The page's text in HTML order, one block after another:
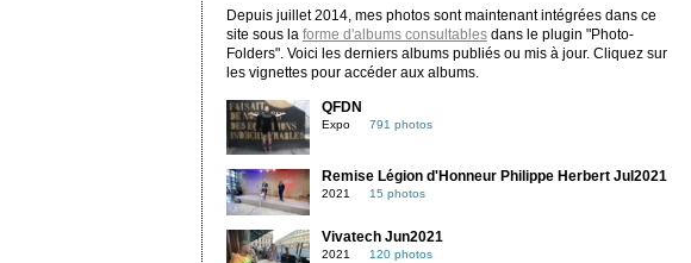
Depuis juillet 2014, mes photos sont maintenant intégrées dans ce
site sous la forme d'albums consultablesdans le plugin "Photo-
Folders". Voici les derniers albums publiés ou mis à jour. Cliquez sur
les vignettes pour accéder aux albums.
QFDN
Expo 791 photos
Remise Légion d'Honneur Philippe Herbert Jul2021
2021 15 photos
Vivatech Jun2021
2021 120 photos